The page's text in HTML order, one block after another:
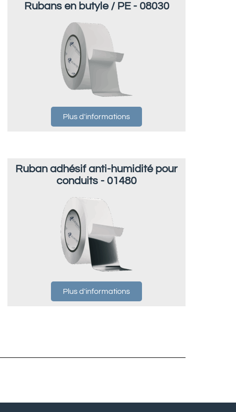
Rubans en butyle / PE - 08030
Plus d'informations
Ruban adhésif anti-humidité pour
conduits - 01480
Plus d'informations